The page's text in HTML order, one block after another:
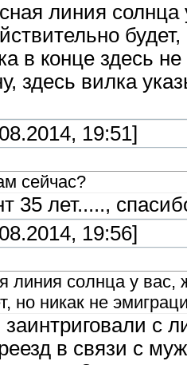
линия
в конце здесь
здесь вилка
19:51]
сейчас?
35 лет.....,
19:56]
линия солнца у
но никак не
заинтриговали
в связи с